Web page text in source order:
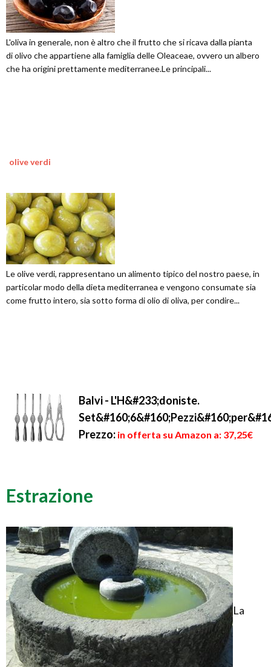
L'oliva in generale, non è altro che il frutto che si ricava dalla pianta
di olivo che appartiene alla famiglia delle Oleaceae, ovvero un albero
che ha origini prettamente mediterranee.Le principali...
olive verdi
Le olive verdi, rappresentano un alimento tipico del nostro paese, in
particolar modo della dieta mediterranea e vengono consumate sia
come frutto intero, sia sotto forma di olio di oliva, per condire...
Balvi - L'H&#233;doniste.
Prezzo: in offerta su Amazon a: 37,25€
Estrazione
La